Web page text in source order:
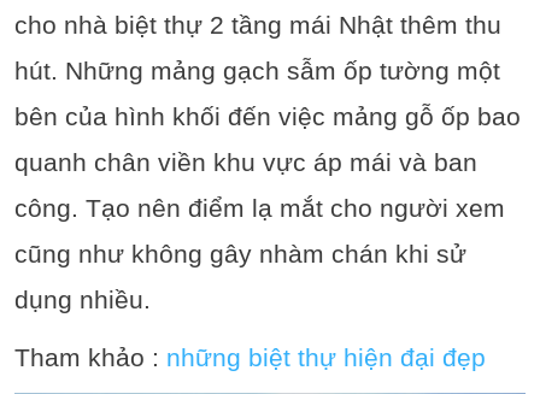
cho nhà biệt thự 2 tầng mái Nhật thêm thu
hút. Những mảng gạch sẫm ốp tường một
bên của hình khối đến việc mảng gỗ ốp bao
quanh chân viền khu vực áp mái và ban
công. Tạo nên điểm lạ mắt cho người xem
cũng như không gây nhàm chán khi sử
dụng nhiều.
Tham khảo : những biệt thự hiện đại đẹp